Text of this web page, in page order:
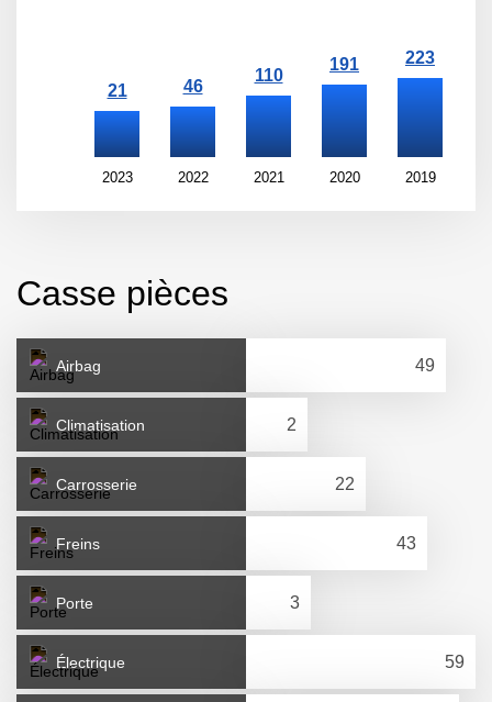
2023 2022 2021 2020 2019
Casse pièces
Airbag
Climatisation
Carrosserie
Freins
Porte
Électrique